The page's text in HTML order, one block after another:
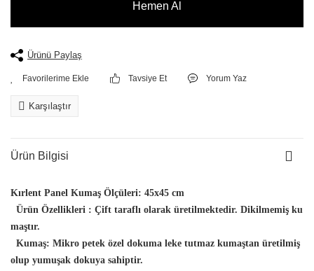
Hemen Al
Ürünü Paylaş
Tavsiye Et Yorum Yaz
Karşılaştır
Ürün Bilgisi
Kırlent Panel Kumaş Ölçüleri: 45x45 cm
Ürün Özellikleri : Çift taraflı olarak üretilmektedir. Dikilmemiş ku
maştır.
Kumaş: Mikro petek özel dokuma leke tutmaz kumaştan üretilmiş
olup yumuşak dokuya sahiptir.